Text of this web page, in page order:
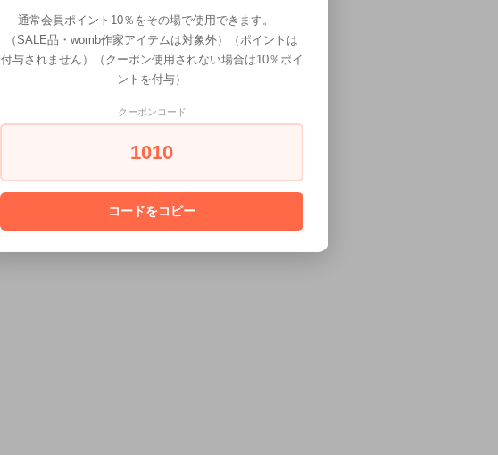
通常会員ポイント10％をその場で使用できます。
（SALE品・womb作家アイテムは対象外）（ポイントは
付与されません）（クーポン使用されない場合は10％ポイ
ントを付与）
クーポンコード
1010
コードをコピー